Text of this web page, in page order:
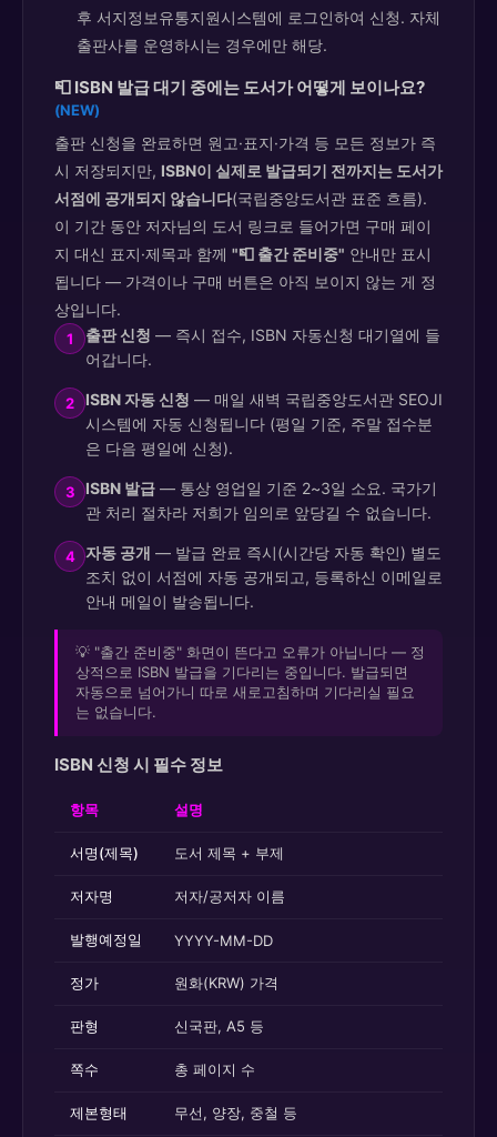
후 서지정보유통지원시스템에 로그인하여 신청. 자체
출판사를 운영하시는 경우에만 해당.
📮 ISBN 발급 대기 중에는 도서가 어떻게 보이나요?
(NEW)
출판 신청을 완료하면 원고·표지·가격 등 모든 정보가 즉
시 저장되지만, ISBN이 실제로 발급되기 전까지는 도서가
서점에 공개되지 않습니다(국립중앙도서관 표준 흐름).
이 기간 동안 저자님의 도서 링크로 들어가면 구매 페이
지 대신 표지·제목과 함께 "📮 출간 준비중" 안내만 표시
됩니다 — 가격이나 구매 버튼은 아직 보이지 않는 게 정
상입니다.
1 출판 신청 — 즉시 접수, ISBN 자동신청 대기열에 들
어갑니다.
2 ISBN 자동 신청 — 매일 새벽 국립중앙도서관 SEOJI
시스템에 자동 신청됩니다 (평일 기준, 주말 접수분
은 다음 평일에 신청).
3 ISBN 발급 — 통상 영업일 기준 2~3일 소요. 국가기
관 처리 절차라 저희가 임의로 앞당길 수 없습니다.
4 자동 공개 — 발급 완료 즉시(시간당 자동 확인) 별도
조치 없이 서점에 자동 공개되고, 등록하신 이메일로
안내 메일이 발송됩니다.
💡 "출간 준비중" 화면이 뜬다고 오류가 아닙니다 — 정
상적으로 ISBN 발급을 기다리는 중입니다. 발급되면
자동으로 넘어가니 따로 새로고침하며 기다리실 필요
는 없습니다.
ISBN 신청 시 필수 정보
항목 설명
서명(제목) 도서 제목 + 부제
저자명 저자/공저자 이름
발행예정일 YYYY-MM-DD
정가 원화(KRW) 가격
판형 신국판, A5 등
쪽수 총 페이지 수
제본형태 무선, 양장, 중철 등